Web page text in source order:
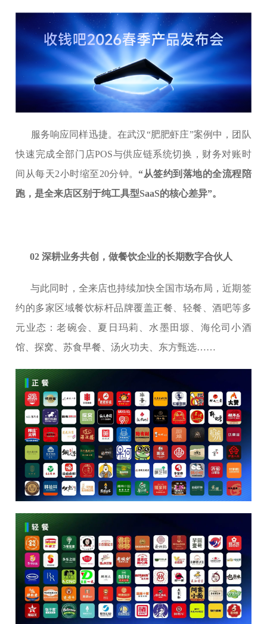
服务响应同样迅捷。在武汉“肥肥虾庄”案例中，团队
快速完成全部门店POS与供应链系统切换，财务对账时
间从每天2小时缩至20分钟。“从签约到落地的全流程陪
跑，是全来店区别于纯工具型SaaS的核心差异”。
02 深耕业务共创，做餐饮企业的长期数字合伙人
与此同时，全来店也持续加快全国市场布局，近期签
约的多家区域餐饮标杆品牌覆盖正餐、轻餐、酒吧等多
元业态：老碗会、夏日玛莉、水墨田塬、海伦司小酒
馆、探窝、苏食早餐、汤火功夫、东方甄选……